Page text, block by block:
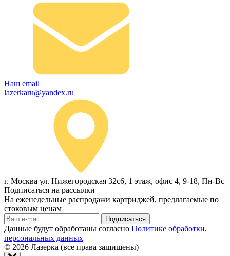
Наш email
lazerkaru@yandex.ru
г. Москва ул. Нижегородская 32с6, 1 этаж, офис 4, 9-18, Пн-Вс
Подписаться на рассылки
На еженедельные распродажи картриджей, предлагаемые по
стоковым ценам
Подписаться
Данные будут обработаны согласно Политике обработки,
персональных данных
© 2026 Лазерка (все права защищены)